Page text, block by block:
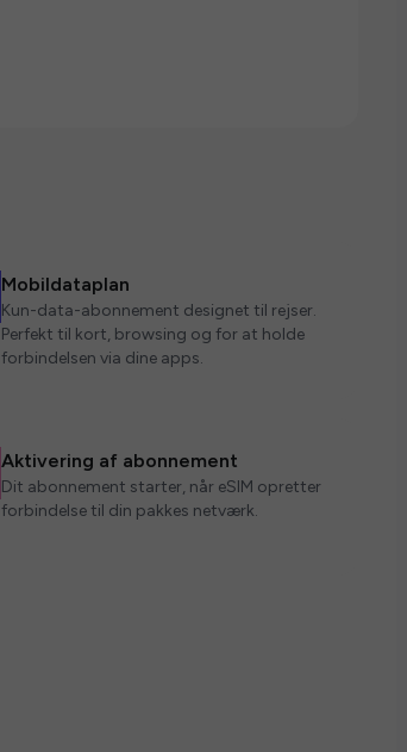
Mobildataplan
Kun-data-abonnement designet til rejser.
Perfekt til kort, browsing og for at holde
forbindelsen via dine apps.
Aktivering af abonnement
Dit abonnement starter, når eSIM opretter
forbindelse til din pakkes netværk.